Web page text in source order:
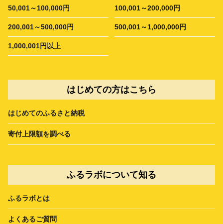
50,001～100,000円 100,001～200,000円
200,001～500,000円 500,001～1,000,000円
1,000,001円以上
はじめての方はこちら
はじめてのふるさと納税
寄付上限額を調べる
ふるラボについて知る
ふるラボとは
よくあるご質問